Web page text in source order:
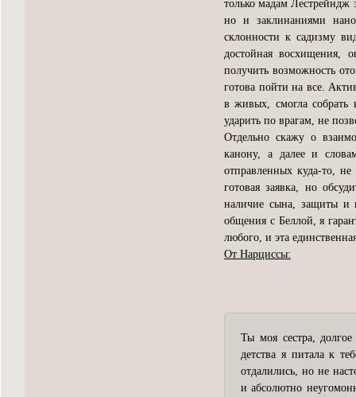
только мадам Лестрейндж
но и заклинаниями
склонности к садизму
достойная восхищения,
получить возможность
готова пойти на все.
в живых, смогла
ударить по врагам, не
Отдельно скажу о
канону, а далее и
отправленных куда-то,
готовая заявка, но
наличие сына, защиты и
общения с Беллой, я
любого, и эта
От Нарциссы:
Ты моя сестра,
детства я питала к
отдалились, но не
и абсолютно